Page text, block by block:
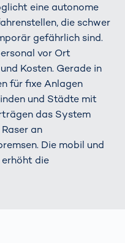
eine autonome
die schwer
gefährlich sind.
vor Ort
Kosten. Gerade in
für fixe Anlagen
und Städte mit
das System
an
Die mobil und
die